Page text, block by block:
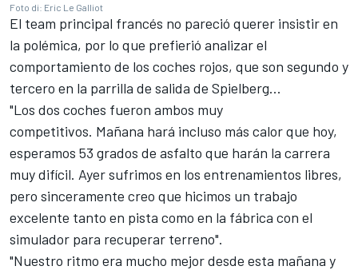
Foto di: Eric Le Galliot
El team principal francés no pareció querer insistir en
la polémica, por lo que prefierió analizar el
comportamiento de los coches rojos, que son segundo y
tercero en la parrilla de salida de Spielberg...
"Los dos coches fueron ambos muy
competitivos. Mañana hará incluso más calor que hoy,
esperamos 53 grados de asfalto que harán la carrera
muy difícil. Ayer sufrimos en los entrenamientos libres,
pero sinceramente creo que hicimos un trabajo
excelente tanto en pista como en la fábrica con el
simulador para recuperar terreno".
"Nuestro ritmo era mucho mejor desde esta mañana y